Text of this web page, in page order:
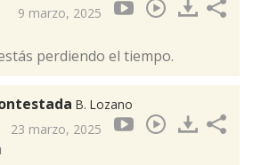
9 marzo, 2025
perdiendo el tiempo.
B. Lozano
23 marzo, 2025